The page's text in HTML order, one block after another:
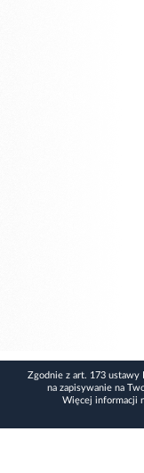
Zgodnie z art. 173 ustawy
na zapisywanie na
Więcej informacji